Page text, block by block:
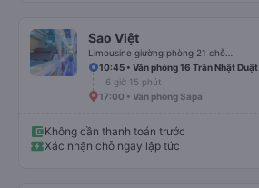
Sao Việt
10:45 • Văn phòng 16 Trần Nhật Duật
6 giờ 15 phút
17:00 • Văn phòng Sapa
Không cần thanh toán trước
Xác nhận chỗ ngay lập tức